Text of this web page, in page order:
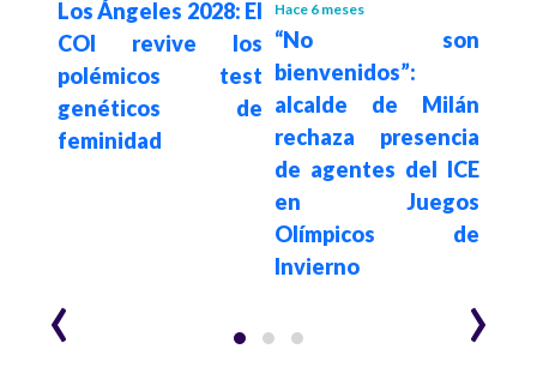
Los Ángeles 2028: El
COI revive los
polémicos test
genéticos de
feminidad
Hace 6 meses
“No son
bienvenidos”:
alcalde de Milán
rechaza presencia
de agentes del ICE
en Juegos
Olímpicos de
Invierno
‹ ›